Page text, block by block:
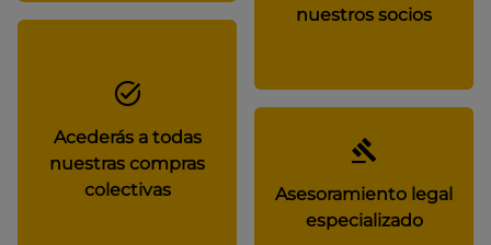
nuestros socios
Acederás a todas
nuestras compras
colectivas
Asesoramiento legal
especializado